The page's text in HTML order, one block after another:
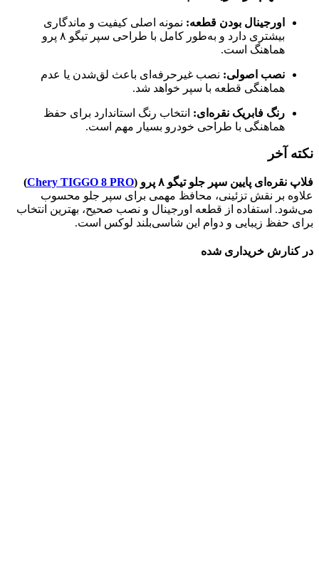
اورجینال بودن قطعه: نمونه اصلی کیفیت و ماندگاری
بیشتری دارد و به‌طور کامل با طراحی سپر تیگو ۸ پرو
هماهنگ است.
نصب اصولی: نصب غیرحرفه‌ای باعث لق‌شدن یا عدم
هماهنگی قطعه با سپر خواهد شد.
رنگ فابریک نقره‌ای: انتخاب رنگ استاندارد برای حفظ
هماهنگی با طراحی خودرو بسیار مهم است.
نکته آخر
فلاپ نقره‌ای پایین سپر جلو تیگو ۸ پرو ( Chery TIGGO 8 PRO
)
علاوه بر نقش تزئینی، محافظ مهمی برای سپر جلو محسوب
می‌شود. استفاده از قطعه اورجینال و نصب صحیح، بهترین انتخاب
برای حفظ زیبایی و دوام این شاسی‌بلند لوکس است.
در کنارش خریداری شده